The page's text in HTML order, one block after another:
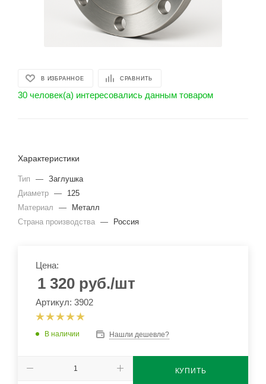
В ИЗБРАННОЕ СРАВНИТЬ
30 человек(а) интересовались данным товаром
Характеристики
Тип — Заглушка
Диаметр —
125
Материал
—
Металл
Страна производства — Россия
Цена:
1 320 руб./шт
Артикул: 3902
В наличии Нашли дешевле?
КУПИТЬ